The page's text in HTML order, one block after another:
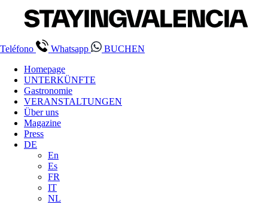
Teléfono Whatsapp
BUCHEN
Homepage
UNTERKÜNFTE
Gastronomie
VERANSTALTUNGEN
Über uns
Magazine
Press
DE
En
Es
FR
IT
NL